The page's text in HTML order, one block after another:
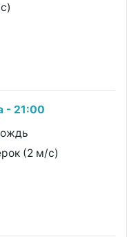
- 21:00
(2 м/с)